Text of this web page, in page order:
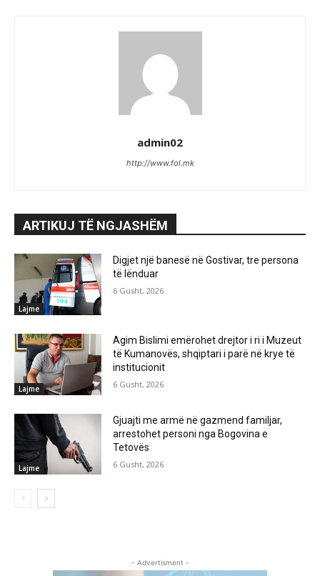
admin02
http://www.fol.mk
ARTIKUJ TË NGJASHËM
Lajme
Digjet një banesë në Gostivar, tre persona
të lënduar
6 Gusht, 2026
Lajme
Agim Bislimi emërohet drejtor i ri i Muzeut
të Kumanovës, shqiptari i parë në krye të
institucionit
6 Gusht, 2026
Lajme
Gjuajti me armë në gazmend familjar,
arrestohet personi nga Bogovina e
Tetovës
6 Gusht, 2026
- Advertisment -